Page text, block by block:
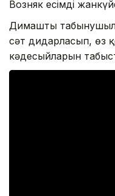
Возняк есімді
Димаштың
сәт дидарласып, өз
кәдесыйларын